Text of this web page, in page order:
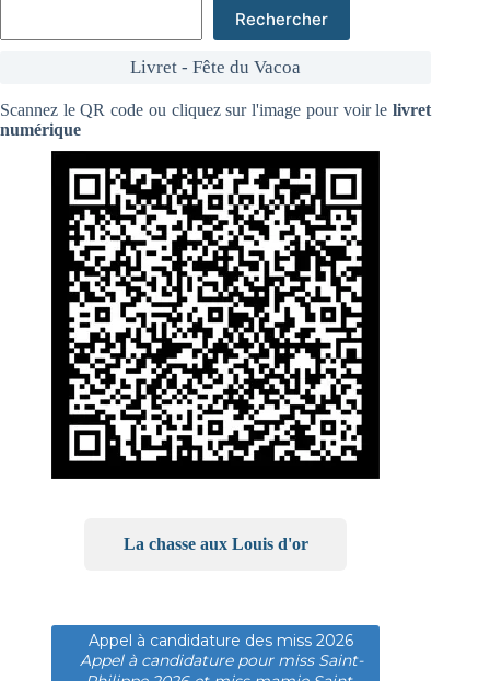
Rechercher
Livret - Fête du Vacoa
Scannez le QR code ou cliquez sur l'image pour voir lelivret
numérique
La chasse aux Louis d'or
Appel à candidature des miss 2026
Appel à candidature pour miss Saint-